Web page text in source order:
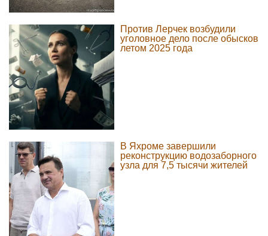
Против Лерчек возбудили
уголовное дело после обысков
летом 2025 года
В Яхроме завершили
реконструкцию водозаборного
узла для 7,5 тысячи жителей